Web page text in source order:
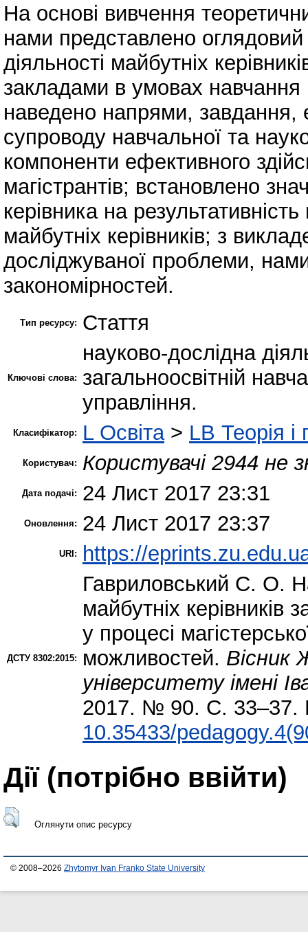
На основі вивчення
нами представлено оглядовий
діяльності майбутніх
закладами в умовах навчання
наведено напрями, завдання,
супроводу навчальної та
компоненти ефективного
магістрантів; встановлено
керівника на
майбутніх керівників; з
досліджуваної проблеми,
закономірностей.
Тип ресурсу: Стаття
Ключові слова:
науково-дослідна
загальноосвітній
управління.
Класифікатор: L Освіта> LB Теорія і
Користувач: Користувачі 2944 не
Дата подачі: 24 Лист 2017 23:31
Оновлення: 24 Лист 2017 23:37
URI: https://
ДСТУ 8302:2015:
Гавриловський С. О.
майбутніх керівників
у процесі
можливостей. Вісник
університету імені
2017. № 90. С. 33–37.
10.35433/
Дії ​​(потрібно ввійти)
Оглянути опис ресурсу
© 2008–2026 Zhytomyr Ivan Franko State University